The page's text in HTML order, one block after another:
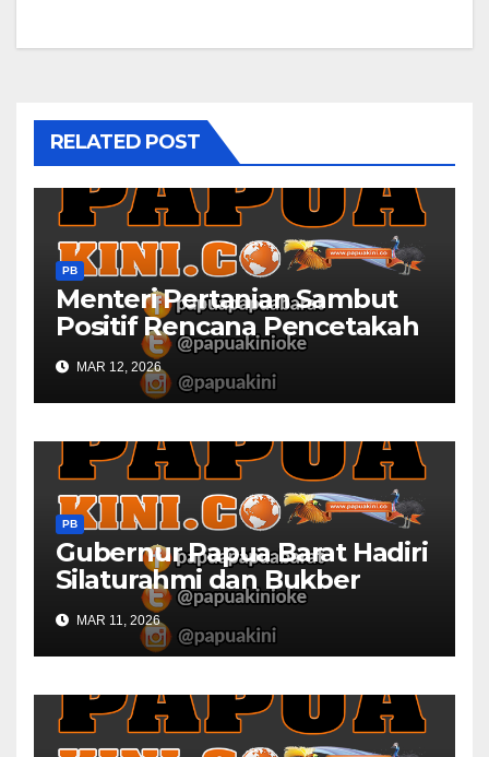
RELATED POST
PB
Menteri Pertanian Sambut
Positif Rencana Pencetakah
Sawah dan Ladang di Papua
Barat
MAR 12, 2026
PB
Gubernur Papua Barat Hadiri
Silaturahmi dan Bukber
Bersama DPR RI dan
Mendagri di IPDN
MAR 11, 2026